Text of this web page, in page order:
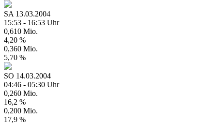
SA 13.03.2004
15:53 - 16:53 Uhr
0,610 Mio.
4,20 %
0,360 Mio.
5,70 %
SO 14.03.2004
04:46 - 05:30 Uhr
0,260 Mio.
16,2 %
0,200 Mio.
17,9 %